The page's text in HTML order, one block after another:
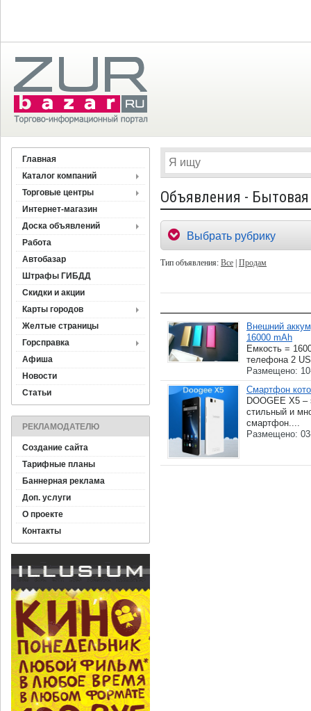
Главная
Каталог компаний
Торговые центры
Интернет-магазин
Доска объявлений
Работа
Автобазар
Штрафы ГИБДД
Скидки и акции
Карты городов
Желтые страницы
Горсправка
Афиша
Новости
Статьи
РЕКЛАМОДАТЕЛЮ
Создание сайта
Тарифные планы
Баннерная реклама
Доп. услуги
О проекте
Контакты
Объявления - Бытовая
Выбрать рубрику
Тип объявления: Все Продам
Внешний
16000 mAh
Емкость =
телефона 2
Размещено:
Смартфон
DOOGEE X5 –
стильный и
смартфон....
Размещено: